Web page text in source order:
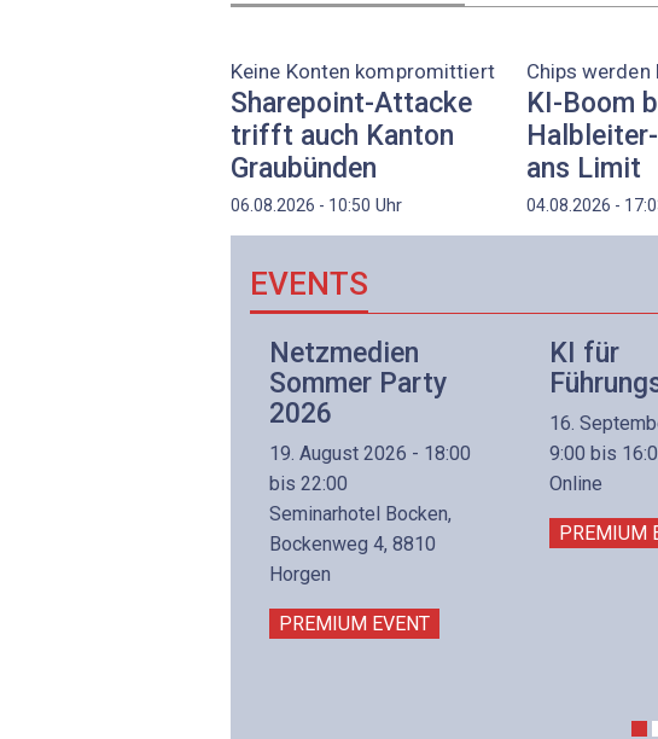
Keine Konten kompromittiert
Sharepoint-Attacke
trifft auch Kanton
Graubünden
06.08.2026 - 10:50 Uhr
Chips
KI-Boom
ans Limit
04.08.2026 -
EVENTS
Netzmedien
Sommer Party
2026
19. August 2026 - 18:00
bis 22:00
Seminarhotel Bocken,
Bockenweg 4, 8810
Horgen
PREMIUM EVENT
KI für
16.
9:00 bis
Online
PREMIUM